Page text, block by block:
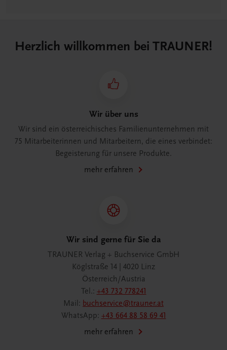
Herzlich willkommen bei TRAUNER!
Wir über uns
Wir sind ein österreichisches Familienunternehmen mit
75 Mitarbeiterinnen und Mitarbeitern, die eines verbindet:
Begeisterung für unsere Produkte.
mehr erfahren
Wir sind gerne für Sie da
TRAUNER Verlag + Buchservice GmbH
Köglstraße 14 | 4020 Linz
Österreich/Austria
Tel.: +43 732 778241
Mail: buchservice@trauner.at
WhatsApp: +43 664 88 58 69 41
mehr erfahren